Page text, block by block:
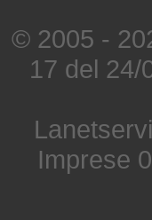
© 2005 -
17 del
Imprese